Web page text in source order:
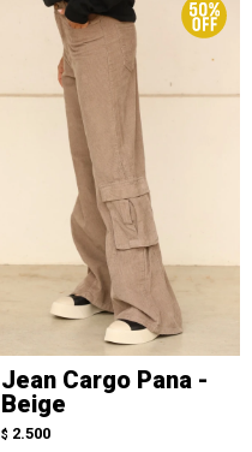
Jean Cargo Pana -
Beige
$ 2.500